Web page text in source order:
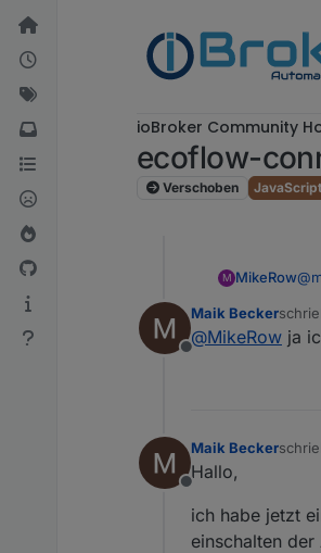
Weiter zum Inhalt
ioBroker Community
ecoflow-
Verschoben JavaScript
M MikeRow@
Offline
Maik Becker
@MikeRow ja
Offline
Maik Becker
Hallo,
ich habe jetzt
einschalten